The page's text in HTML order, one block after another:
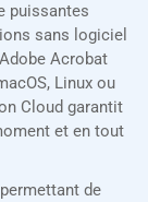
puissantes
sans logiciel
Acrobat
Linux ou
Cloud garantit
et en tout
de